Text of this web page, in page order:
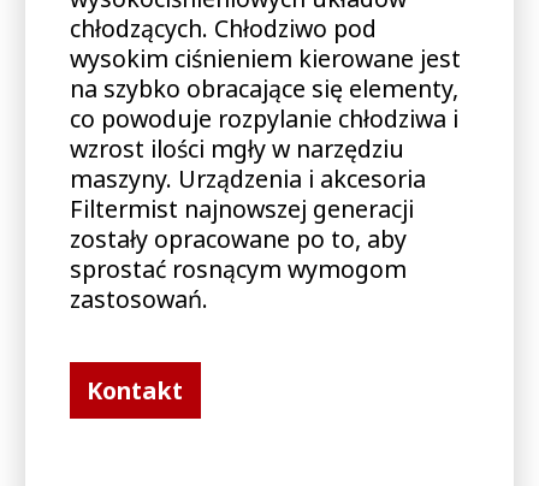
chłodzących. Chłodziwo pod
wysokim ciśnieniem kierowane jest
na szybko obracające się elementy,
co powoduje rozpylanie chłodziwa i
wzrost ilości mgły w narzędziu
maszyny. Urządzenia i akcesoria
Filtermist najnowszej generacji
zostały opracowane po to, aby
sprostać rosnącym wymogom
zastosowań.
Kontakt